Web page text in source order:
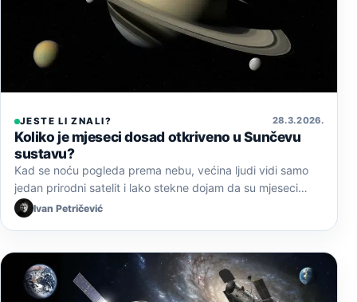
JESTE LI ZNALI? 28. 3. 2026.
Koliko je mjeseci dosad otkriveno u Sunčevu
sustavu?
Kad se noću pogleda prema nebu, većina ljudi vidi samo
jedan prirodni satelit i lako stekne dojam da su mjeseci…
Ivan Petričević